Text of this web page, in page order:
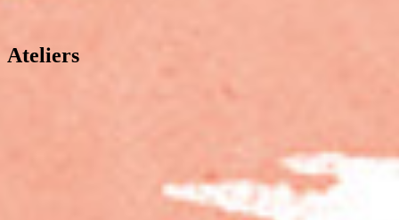
Ateliers